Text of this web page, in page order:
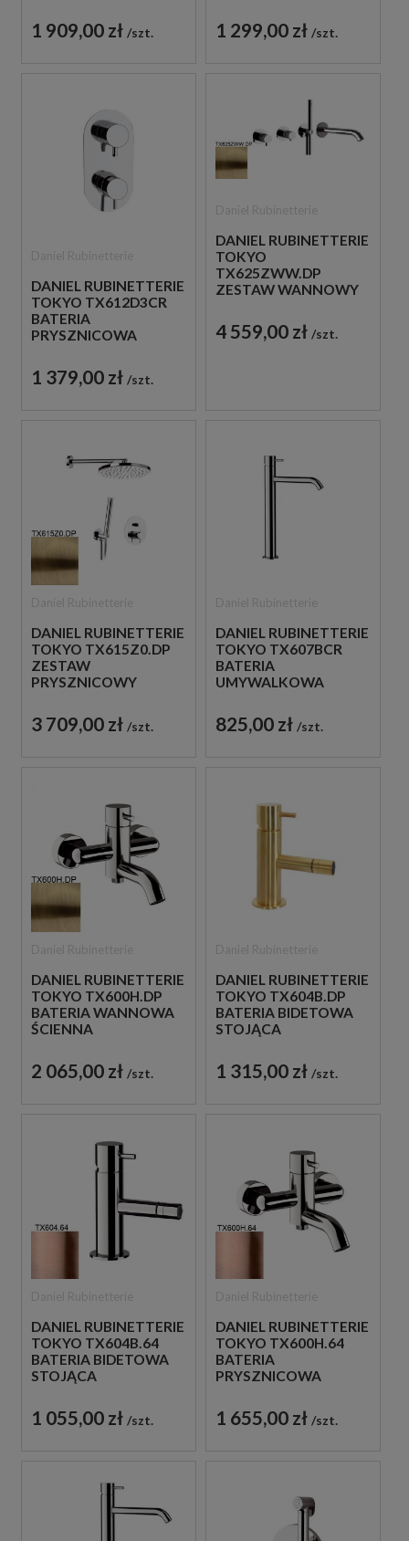
DWUUCHWYTOWA
CHROM
1 909,00 zł szt.
JEDNOUCHWYTOWA
CHROM
1 299,00 zł szt.
DANIEL RUBINETTERIE
TOKYO TX612D3CR
BATERIA
PRYSZNICOWA
DWUUCHWYTOWA
CHROM
1 379,00 zł szt.
DANIEL RUBINETTERIE
TOKYO
TX625ZWW.DP
ZESTAW WANNOWY
ZŁOTO
SZCZOTKOWANE
4 559,00 zł szt.
DANIEL RUBINETTERIE
TOKYO TX615Z0.DP
ZESTAW
PRYSZNICOWY
SZCZOTKOWANE
3 709,00 zł szt.
DANIEL RUBINETTERIE
TOKYO TX607BCR
BATERIA
UMYWALKOWA
JEDNOUCHWYTOWA
CHROM
825,00 zł szt.
DANIEL RUBINETTERIE
TOKYO TX600H.DP
BATERIA WANNOWA
ŚCIENNA
ZŁOTO
SZCZOTKOWANE
2 065,00 zł szt.
DANIEL RUBINETTERIE
TOKYO TX604B.DP
BATERIA BIDETOWA
STOJĄCA
ZŁOTO
SZCZOTKOWANE
1 315,00 zł szt.
DANIEL RUBINETTERIE
TOKYO TX604B.64
BATERIA BIDETOWA
STOJĄCA
MIEDZIANA
1 055,00 zł szt.
DANIEL RUBINETTERIE
TOKYO TX600H.64
BATERIA
PRYSZNICOWA
JEDNOUCHWYTOWA
MIEDZIANA
1 655,00 zł szt.